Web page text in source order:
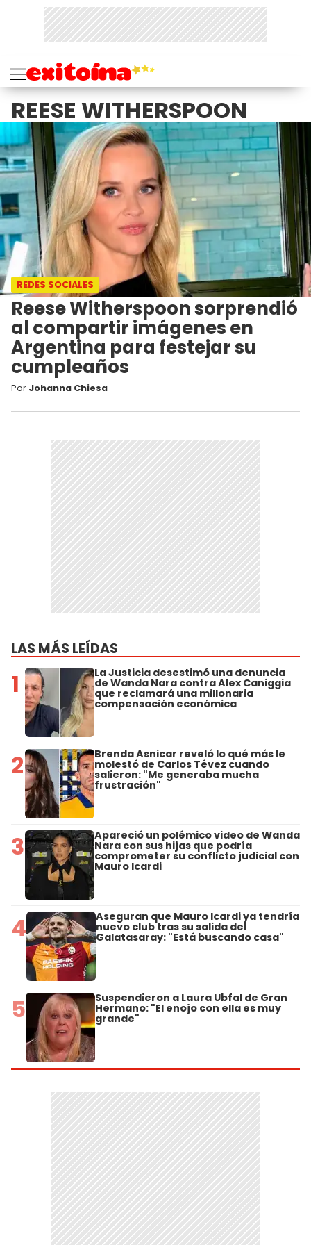
REESE WITHERSPOON
REDES SOCIALES
Reese Witherspoon sorprendió
al compartir imágenes en
Argentina para festejar su
cumpleaños
Por Johanna Chiesa
LAS MÁS LEÍDAS
1 La Justicia desestimó una denuncia
de Wanda Nara contra Alex Caniggia
que reclamará una millonaria
compensación económica
2 Brenda Asnicar reveló lo qué más le
molestó de Carlos Tévez cuando
salieron: "Me generaba mucha
frustración"
3 Apareció un polémico video de Wanda
Nara con sus hijas que podría
comprometer su conflicto judicial con
Mauro Icardi
4 Aseguran que Mauro Icardi ya tendría
nuevo club tras su salida del
Galatasaray: "Está buscando casa"
5 Suspendieron a Laura Ubfal de Gran
Hermano: "El enojo con ella es muy
grande"